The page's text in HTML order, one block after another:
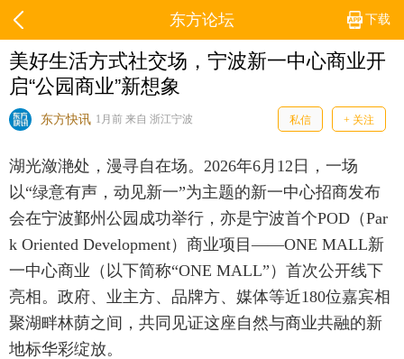
下载
东方论坛
美好生活方式社交场，宁波新一中心商业开
启“公园商业”新想象
东方快讯 1月前 来自 浙江宁波 私信 + 关注
湖光潋滟处，漫寻自在场。2026年6月12日，一场
以“绿意有声，动见新一”为主题的新一中心招商发布
会在宁波鄞州公园成功举行，亦是宁波首个POD（Par
k Oriented Development）商业项目——ONE MALL新
一中心商业（以下简称“ONE MALL”）首次公开线下
亮相。政府、业主方、品牌方、媒体等近180位嘉宾相
聚湖畔林荫之间，共同见证这座自然与商业共融的新
地标华彩绽放。